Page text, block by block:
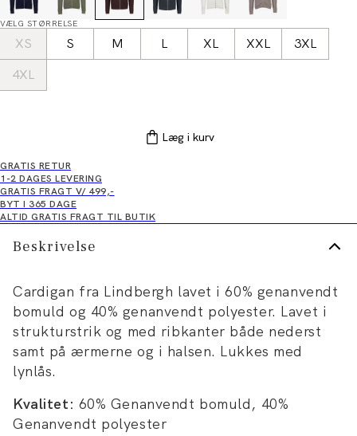
VÆLG STØRRELSE
XS S M L XL XXL
3XL
4XL
Læg i kurv
GRATIS RETUR
1-2 DAGES LEVERING
GRATIS FRAGT V/ 499,-
BYT I 365 DAGE
ALTID GRATIS FRAGT TIL BUTIK
Beskrivelse
Cardigan fra Lindbergh lavet i 60% genanvendt
bomuld og 40% genanvendt polyester. Lavet i
strukturstrik og med ribkanter både nederst
samt på ærmerne og i halsen. Lukkes med
lynlås.
Kvalitet: 60% Genanvendt bomuld, 40%
Genanvendt polyester